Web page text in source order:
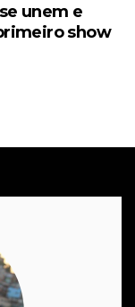
unem e
show